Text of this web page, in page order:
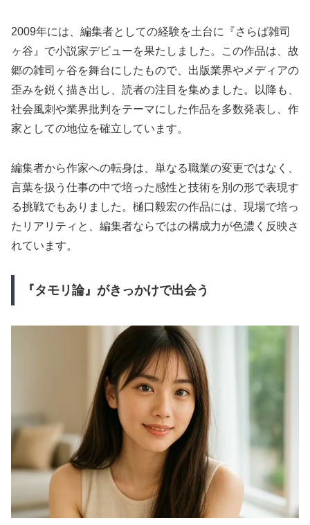
2009年には、編集者としての経験を土台に『さらば雑司
ヶ谷』で小説家デビューを果たしました。この作品は、故
郷の雑司ヶ谷を舞台にしたもので、出版業界やメディアの
歪みを鋭く描き出し、読者の注目を集めました。以降も、
社会風刺や業界批判をテーマにした作品を多数発表し、作
家としての地位を確立しています。
編集者から作家への転身は、単なる職業の変更ではなく、
言葉を扱う仕事の中で培った感性と技術を別の形で表現す
る挑戦でもありました。樋口毅宏の作品には、現場で培っ
たリアリティと、編集者ならではの構成力が色濃く反映さ
れています。
『タモリ論』がきっかけで出会う